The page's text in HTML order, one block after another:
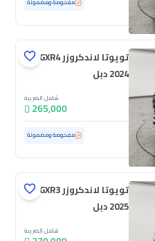
مفحوصة ومضمونة
تويوتا لاندكروزر GXR4
2024 دبل
شامل الضريبة
265,000
مفحوصة ومضمونة
تويوتا لاندكروزر GXR3
2025 دبل
شامل الضريبة